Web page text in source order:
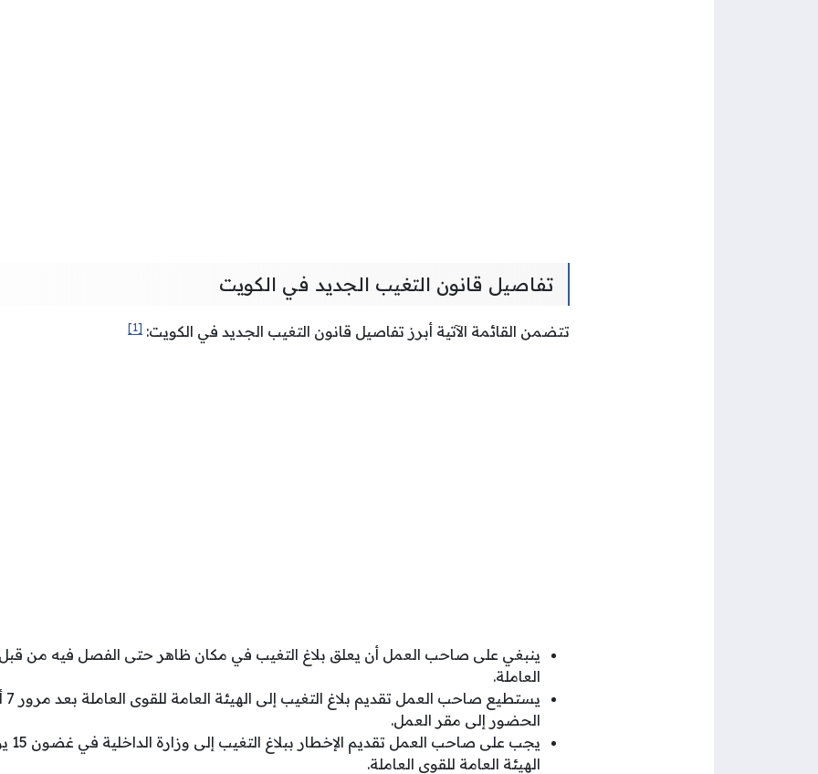
تفاصيل قانون التغيب الجديد في الكويت
تتضمن القائمة الآتية أبرز تفاصيل قانون التغيب الجديد في الكويت: [1]
ينبغي على صاحب العمل أن يعلق بلاغ التغيب في مكان ظاهر حتى الفصل فيه من قبل
العاملة.
الحضور إلى مقر العمل.
الهيئة العامة للقوى العاملة.